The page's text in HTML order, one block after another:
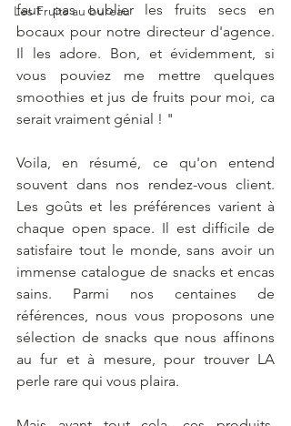
Les Fruits au bureau
faut pas oublier les fruits secs en
bocaux pour notre directeur d'agence.
Il les adore. Bon, et évidemment, si
vous pouviez me mettre quelques
smoothies et jus de fruits pour moi, ca
serait vraiment génial ! "
Voila, en résumé, ce qu'on entend
souvent dans nos rendez-vous client.
Les goûts et les préférences varient à
chaque open space. Il est difficile de
satisfaire tout le monde, sans avoir un
immense catalogue de snacks et encas
sains. Parmi nos centaines de
références, nous vous proposons une
sélection de snacks que nous affinons
au fur et à mesure, pour trouver LA
perle rare qui vous plaira.